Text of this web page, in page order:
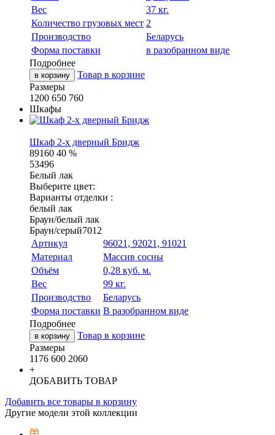
Вес
37 кг.
Количество грузовых мест 2
Производство
Беларусь
Форма поставки
в разобранном виде
Подробнее
в корзину
Товар в корзине
Размеры
1200 650 760
Шкафы
Шкаф 2-х дверный Бридж
89160 40 %
53496
Белый лак
Выберите цвет:
Варианты отделки :
белый лак
Браун/белый лак
Браун/серый7012
Артикул
96021, 92021, 91021
Материал
Массив сосны
Объём
0,28 куб. м.
Вес
99 кг.
Производство
Беларусь
Форма поставки В разобранном виде
Подробнее
в корзину
Товар в корзине
Размеры
1176 600 2060
+
ДОБАВИТЬ ТОВАР
Добавить все товары в корзину
Другие модели этой коллекции